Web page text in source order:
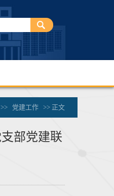
>> 党建工作 >> 正文
部党建联